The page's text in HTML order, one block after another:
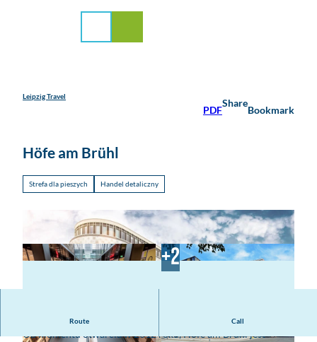
Leipzig Travel
PDF
Share
Bookmark
Höfe am Brühl
Strefa dla pieszych Handel detaliczny
Route Call
Höfe am Brühl - zakupy w sercu Lipska
Od momentu otwarcia w 2012 roku, Höfe am Brühl jest